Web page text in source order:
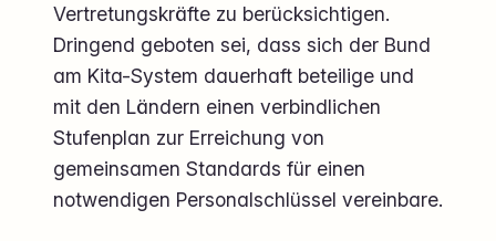
Vertretungskräfte zu berücksichtigen.
Dringend geboten sei, dass sich der Bund
am Kita-System dauerhaft beteilige und
mit den Ländern einen verbindlichen
Stufenplan zur Erreichung von
gemeinsamen Standards für einen
notwendigen Personalschlüssel vereinbare.